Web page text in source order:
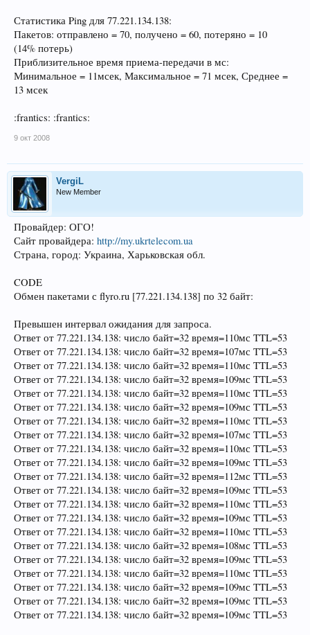
Статистика Ping для 77.221.134.138:
Пакетов: отправлено = 70, получено = 60, потеряно = 10
(14% потерь)
Приблизительное время приема-передачи в мс:
Минимальное = 11мсек, Максимальное = 71 мсек, Среднее =
13 мсек
:frantics: :frantics:
9 окт 2008
VergiL
New Member
Провайдер: ОГО!
Сайт провайдера: http://my.ukrtelecom.ua
Страна, город: Украина, Харьковская обл.
CODE
Обмен пакетами с flyro.ru [77.221.134.138] по 32 байт:
Превышен интервал ожидания для запроса.
Ответ от 77.221.134.138: число байт=32 время=110мс TTL=53
Ответ от 77.221.134.138: число байт=32 время=107мс TTL=53
Ответ от 77.221.134.138: число байт=32 время=110мс TTL=53
Ответ от 77.221.134.138: число байт=32 время=109мс TTL=53
Ответ от 77.221.134.138: число байт=32 время=110мс TTL=53
Ответ от 77.221.134.138: число байт=32 время=109мс TTL=53
Ответ от 77.221.134.138: число байт=32 время=110мс TTL=53
Ответ от 77.221.134.138: число байт=32 время=107мс TTL=53
Ответ от 77.221.134.138: число байт=32 время=110мс TTL=53
Ответ от 77.221.134.138: число байт=32 время=109мс TTL=53
Ответ от 77.221.134.138: число байт=32 время=112мс TTL=53
Ответ от 77.221.134.138: число байт=32 время=109мс TTL=53
Ответ от 77.221.134.138: число байт=32 время=110мс TTL=53
Ответ от 77.221.134.138: число байт=32 время=109мс TTL=53
Ответ от 77.221.134.138: число байт=32 время=110мс TTL=53
Ответ от 77.221.134.138: число байт=32 время=108мс TTL=53
Ответ от 77.221.134.138: число байт=32 время=109мс TTL=53
Ответ от 77.221.134.138: число байт=32 время=110мс TTL=53
Ответ от 77.221.134.138: число байт=32 время=109мс TTL=53
Ответ от 77.221.134.138: число байт=32 время=109мс TTL=53
Ответ от 77.221.134.138: число байт=32 время=109мс TTL=53